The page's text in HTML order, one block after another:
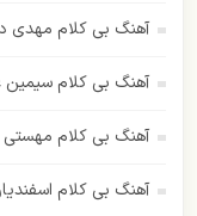
آهنگ بی کلام مهدی
آهنگ بی کلام
آهنگ بی کلام مهستی
آهنگ بی کلام